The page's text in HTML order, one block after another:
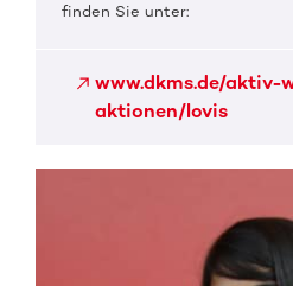
finden Sie unter:
www.dkms.de/aktiv-
aktionen/lovis